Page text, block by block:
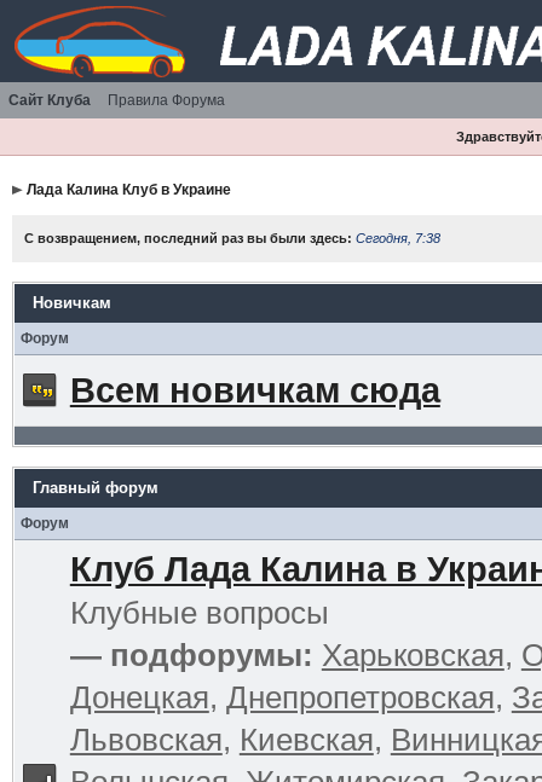
Сайт Клуба Правила Форума
Лада Калина Клуб в Украине
С возвращением, последний раз вы были здесь: Сегодня, 7:38
Новичкам
Форум
Всем новичкам сюда
Главный форум
Форум
Клуб Лада Калина в
Клубные вопросы
— подфорумы: Харьковская,
Донецкая, Днепропетровская,
Львовская, Киевская,